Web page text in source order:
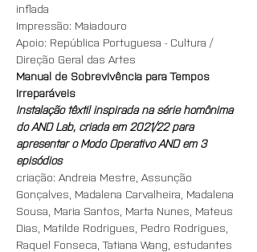
inflada
Impressão: Maiadouro
Apoio: República Portuguesa - Cultura /
Direção Geral das Artes
Manual de Sobrevivência para Tempos
Irreparáveis
Instalação têxtil inspirada na série homônima
do AND Lab, criada em 2021/22 para
apresentar o Modo Operativo AND em 3
episódios
criação: Andreia Mestre, Assunção
Gonçalves, Madalena Carvalheira, Madalena
Sousa, Maria Santos, Marta Nunes, Mateus
Dias, Matilde Rodrigues, Pedro Rodrigues,
Raquel Fonseca, Tatiana Wang, estudantes